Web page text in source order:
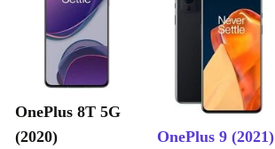
OnePlus 8T 5G
(2020)
OnePlus 9 (2021)